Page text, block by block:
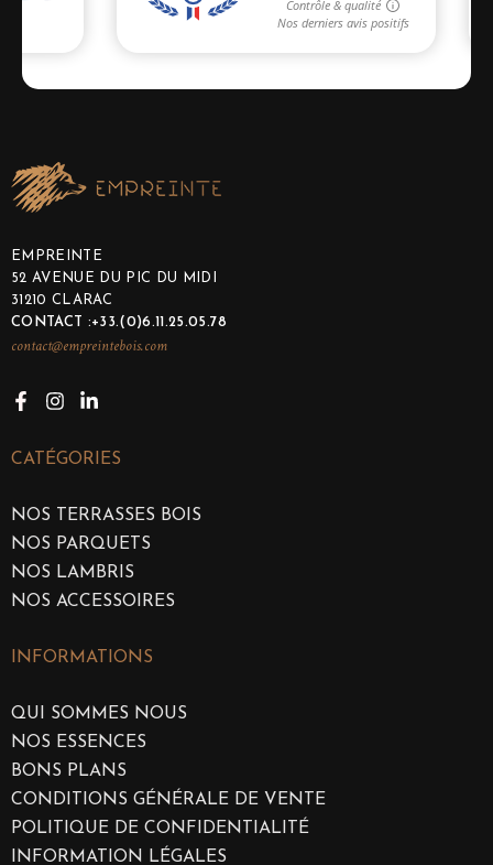
EMPREINTE
52 AVENUE DU PIC DU MIDI
31210 CLARAC
CONTACT :+33.(0)6.11.25.05.78
contact@empreintebois.com
CATÉGORIES
NOS TERRASSES BOIS
NOS PARQUETS
NOS LAMBRIS
NOS ACCESSOIRES
INFORMATIONS
QUI SOMMES NOUS
NOS ESSENCES
BONS PLANS
CONDITIONS GÉNÉRALE DE VENTE
POLITIQUE DE CONFIDENTIALITÉ
INFORMATION LÉGALES